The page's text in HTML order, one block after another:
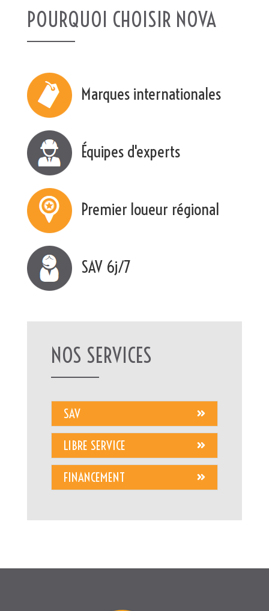
POURQUOI CHOISIR NOVA
Marques internationales
Équipes d'experts
Premier loueur régional
SAV 6j/7
NOS SERVICES
SAV
LIBRE SERVICE
FINANCEMENT